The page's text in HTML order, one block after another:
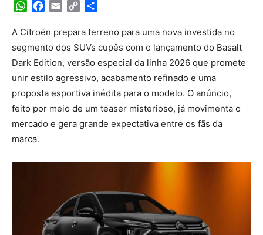
WhatsApp
Facebook
Email Copy
A Citroën prepara terreno para uma nova investida no
segmento dos SUVs cupês com o lançamento do Basalt
Dark Edition, versão especial da linha 2026 que promete
unir estilo agressivo, acabamento refinado e uma
proposta esportiva inédita para o modelo. O anúncio,
feito por meio de um teaser misterioso, já movimenta o
mercado e gera grande expectativa entre os fãs da
marca.